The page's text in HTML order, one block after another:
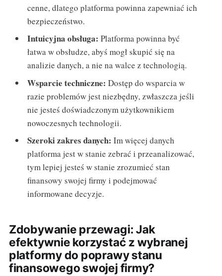
cenne, dlatego platforma powinna zapewniać ich
bezpieczeństwo.
Intuicyjna obsługa: Platforma powinna być
łatwa w obsłudze, abyś mogł skupić się na
analizie danych, a nie na walce z technologią.
Wsparcie techniczne: Dostęp do wsparcia w
razie problemów jest niezbędny, zwłaszcza jeśli
nie jesteś doświadczonym użytkownikiem
nowoczesnych technologii.
Szeroki zakres danych: Im więcej danych
platforma jest w stanie zebrać i przeanalizować,
tym lepiej jesteś w stanie zrozumieć stan
finansowy swojej firmy i podejmować
informowane decyzje.
Zdobywanie przewagi: Jak
efektywnie korzystać z wybranej
platformy do poprawy stanu
finansowego swojej firmy?